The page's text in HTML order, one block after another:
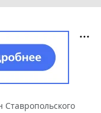
Ставропольского